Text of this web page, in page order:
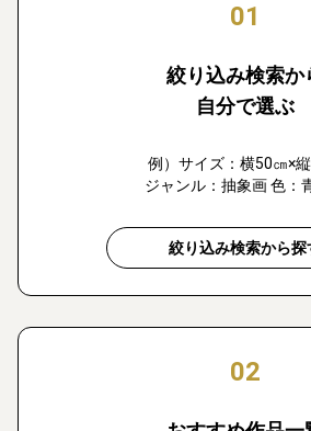
01
絞り込み検索か
自分で選ぶ
例）サイズ：横50㎝×
ジャンル：抽象画 色：
絞り込み検索から探
02